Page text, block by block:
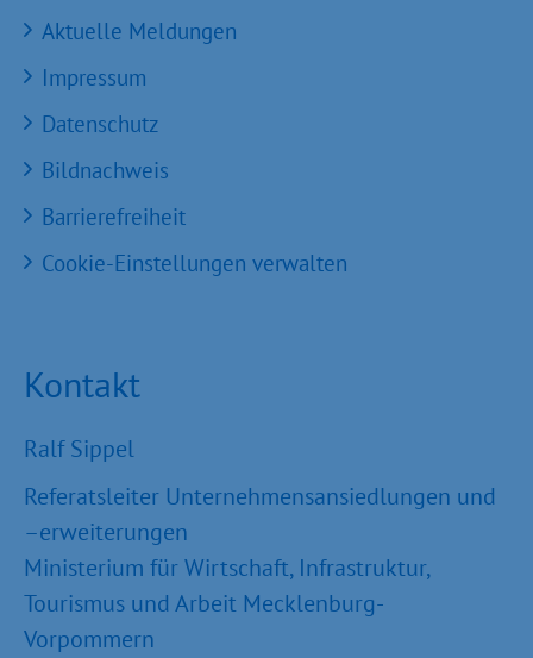
Aktuelle Meldungen
Impressum
Datenschutz
Bildnachweis
Barrierefreiheit
Cookie-Einstellungen verwalten
Kontakt
Ralf Sippel
Referatsleiter Unternehmensansiedlungen und
–erweiterungen
Ministerium für Wirtschaft, Infrastruktur,
Tourismus und Arbeit Mecklenburg-
Vorpommern